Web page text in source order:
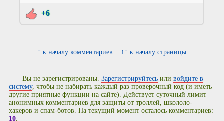
+6
↑ к началу комментариев ↑↑ к началу страницы
Вы не зарегистрированы.Зарегистрируйтесь иливойдите в
систему, чтобы не набирать каждый раз проверочный код (и иметь
другие приятные функции на сайте). Действует суточный лимит
анонимных комментариев для защиты от троллей, школоло-
хакеров и спам-ботов. На текущий момент осталось комментариев:
10.